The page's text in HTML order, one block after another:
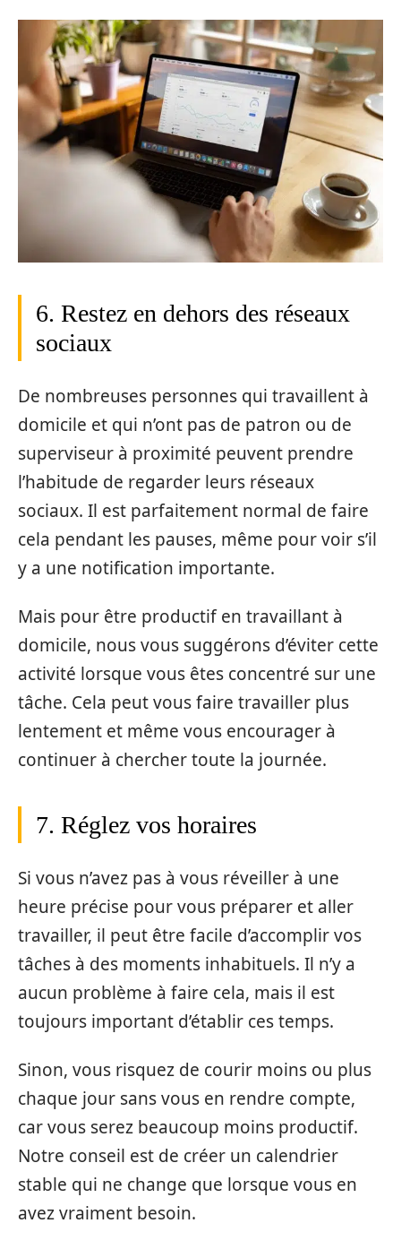
6. Restez en dehors des réseaux
sociaux
De nombreuses personnes qui travaillent à
domicile et qui n’ont pas de patron ou de
superviseur à proximité peuvent prendre
l’habitude de regarder leurs réseaux
sociaux. Il est parfaitement normal de faire
cela pendant les pauses, même pour voir s’il
y a une notification importante.
Mais pour être productif en travaillant à
domicile, nous vous suggérons d’éviter cette
activité lorsque vous êtes concentré sur une
tâche. Cela peut vous faire travailler plus
lentement et même vous encourager à
continuer à chercher toute la journée.
7. Réglez vos horaires
Si vous n’avez pas à vous réveiller à une
heure précise pour vous préparer et aller
travailler, il peut être facile d’accomplir vos
tâches à des moments inhabituels. Il n’y a
aucun problème à faire cela, mais il est
toujours important d’établir ces temps.
Sinon, vous risquez de courir moins ou plus
chaque jour sans vous en rendre compte,
car vous serez beaucoup moins productif.
Notre conseil est de créer un calendrier
stable qui ne change que lorsque vous en
avez vraiment besoin.